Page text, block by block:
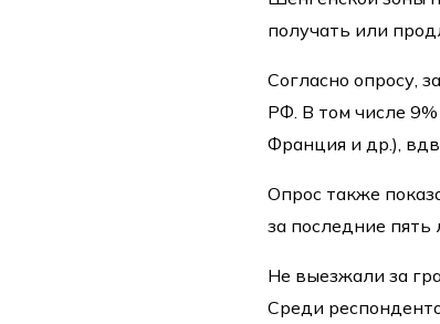
получать или
Согласно опросу,
РФ. В том числе
Франция и др.),
Опрос также
за последние пять
Не выезжали за
Среди